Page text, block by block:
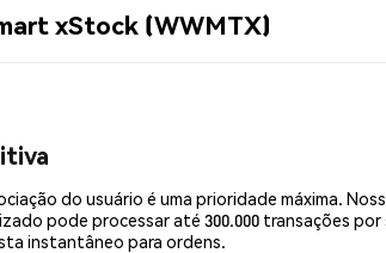
xStock (WWMTX)
do usuário é uma prioridade máxima.
pode processar até 300.000 transações
instantâneo para ordens.